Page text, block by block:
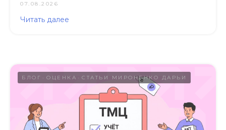
07.08.2026
Читать далее
БЛОГ ОЦЕНКА СТАТЬИ МИРОНЕНКО ДАРЬИ